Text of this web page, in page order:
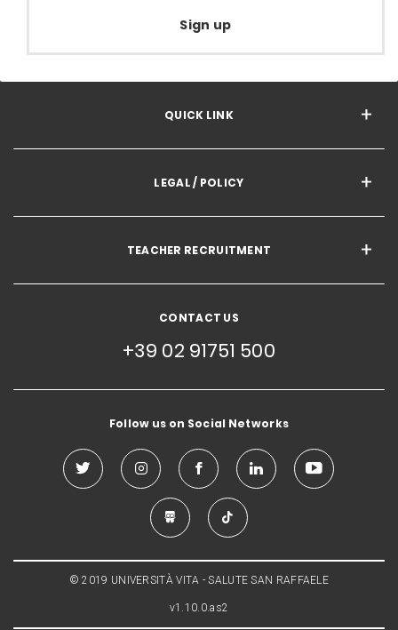
Sign up
QUICK LINK
LEGAL / POLICY
TEACHER RECRUITMENT
CONTACT US
+39 02 91751 500
Follow us on Social Networks
© 2019 UNIVERSITÀ VITA - SALUTE SAN RAFFAELE
v1.10.0.as2